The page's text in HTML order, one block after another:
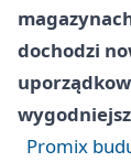
dochodzi
Promix